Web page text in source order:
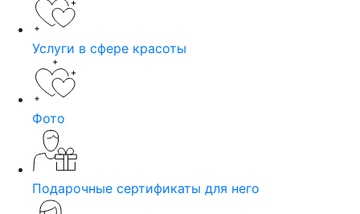
Услуги в сфере красоты
Фото
Подарочные сертификаты для него